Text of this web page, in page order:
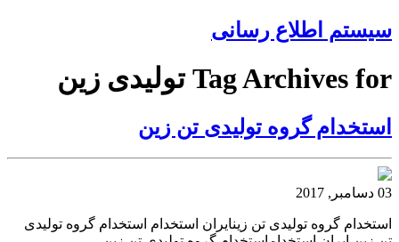
سیستم اطلاع رسانی
Tag Archives for تولیدی زین
استخدام گروه تولیدی تن زین
03 دسامبر, 2017
استخدام گروه تولیدی تن زینایران استخدام استخدام گروه تولیدی